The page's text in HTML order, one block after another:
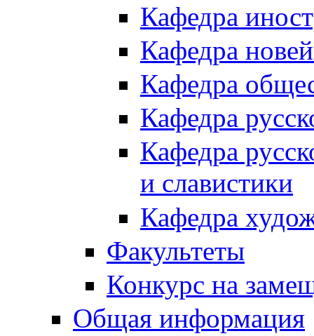
Кафедра
Кафедра
Кафедра
Кафедра
Кафедра
и славистики
Кафедра
Факультеты
Конкурс на
Общая информация